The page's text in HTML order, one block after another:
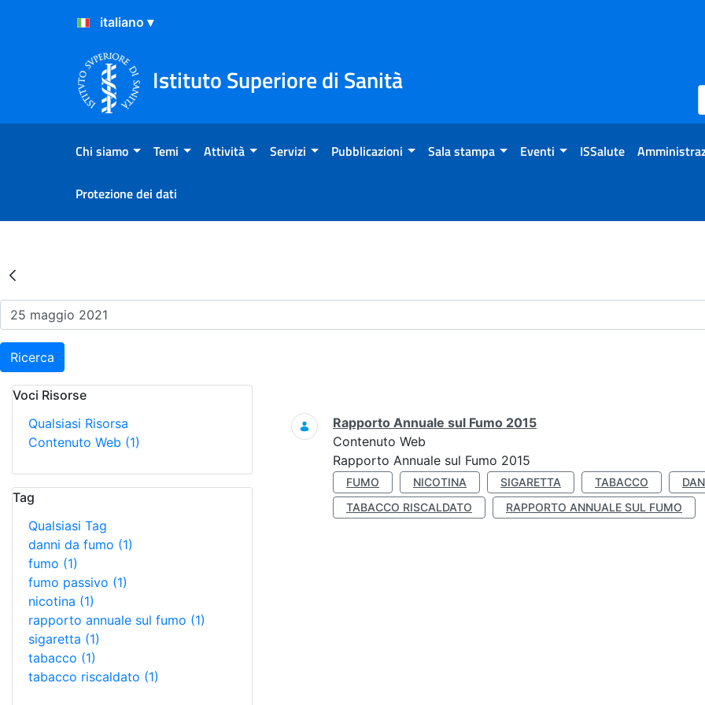
Salta al Contenuto
Salta al Footer
Istituto Superiore di Sanità
Chi siamo Temi Attività Servizi Pubblicazioni Sala stampa Eventi ISSalute
Protezione dei dati
Risultati della Ricerca - Eventi
Ricerca
Voci Risorse
Qualsiasi Risorsa
Contenuto Web (1)
Tag
Qualsiasi Tag
danni da fumo (1)
fumo (1)
fumo passivo (1)
nicotina (1)
rapporto annuale sul fumo (1)
sigaretta (1)
tabacco (1)
tabacco riscaldato (1)
Ricerca
Rapporto Annuale sul Fumo 2015
Contenuto Web
Rapporto Annuale sul Fumo 2015
FUMO NICOTINA SIGARETTA TABACCO
TABACCO RISCALDATO
RAPPORTO ANNUALE SUL FUMO